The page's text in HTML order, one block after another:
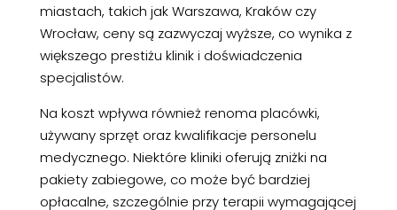
miastach, takich jak Warszawa, Kraków czy
Wrocław, ceny są zazwyczaj wyższe, co wynika z
większego prestiżu klinik i doświadczenia
specjalistów.
Na koszt wpływa również renoma placówki,
używany sprzęt oraz kwalifikacje personelu
medycznego. Niektóre kliniki oferują zniżki na
pakiety zabiegowe, co może być bardziej
opłacalne, szczególnie przy terapii wymagającej